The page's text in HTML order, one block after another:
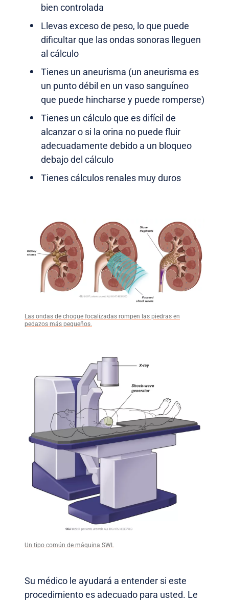
bien controlada
Llevas exceso de peso, lo que puede
dificultar que las ondas sonoras lleguen
al cálculo
Tienes un aneurisma (un aneurisma es
un punto débil en un vaso sanguíneo
que puede hincharse y puede romperse)
Tienes un cálculo que es difícil de
alcanzar o si la orina no puede fluir
adecuadamente debido a un bloqueo
debajo del cálculo
Tienes cálculos renales muy duros
Las ondas de choque focalizadas rompen las piedras en
pedazos más pequeños.
Un tipo común de máquina SWL
Su médico le ayudará a entender si este
procedimiento es adecuado para usted. Le